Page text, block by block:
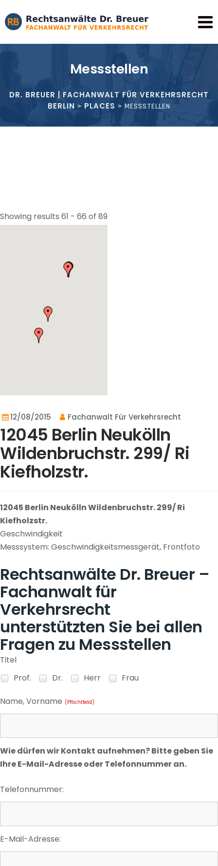
to
content
Messstellen
DR. BREUER | FACHANWALT FÜR VERKEHRSRECHT
BERLIN > PLACES > MESSSTELLEN
Showing results 61 - 66 of 89
12/08/2015 Fachanwalt Für Verkehrsrecht
12045 Berlin Neukölln
Wildenbruchstr. 299/ Ri
Kiefholzstr.
12045 Berlin Neukölln Wildenbruchstr. 299/ Ri
Kiefholzstr.
Geschwindigkeit
Messsystem: Geschwindigkeitsmessgerät, Frontfoto
Rechtsanwälte Dr. Breuer –
Fachanwalt für
Verkehrsrecht
unterstützten Sie bei allen
Fragen zu Messstellen
Titel
Prof.
Dr. Herr Frau
Name, Vorname (Pflichtfeld)
Wie dürfen wir Kontakt aufnehmen? Bitte geben Sie
Ihre E-Mail-Adresse oder Telefonnummer an.
Telefonnummer:
E-Mail-Adresse: